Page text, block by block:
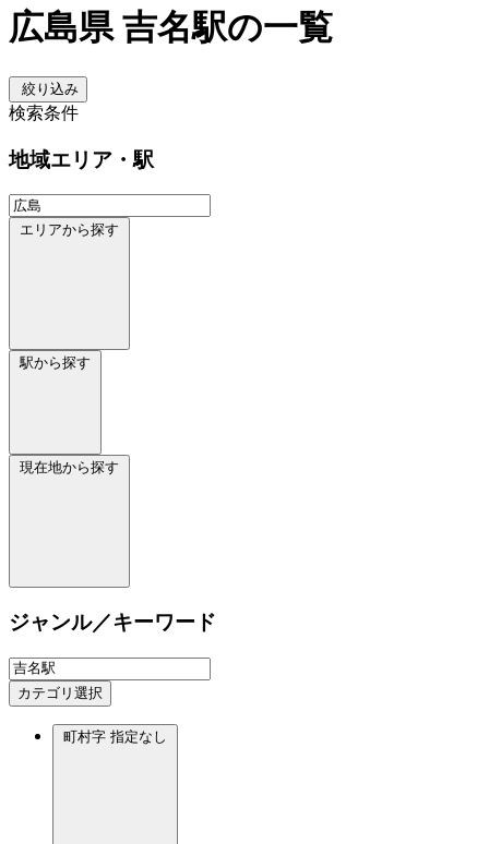
広島県 吉名駅の一覧
絞り込み
検索条件
地域エリア・駅
エリアから探す
駅から探す
現在地から探す
ジャンル／キーワード
カテゴリ選択
町村字 指定なし